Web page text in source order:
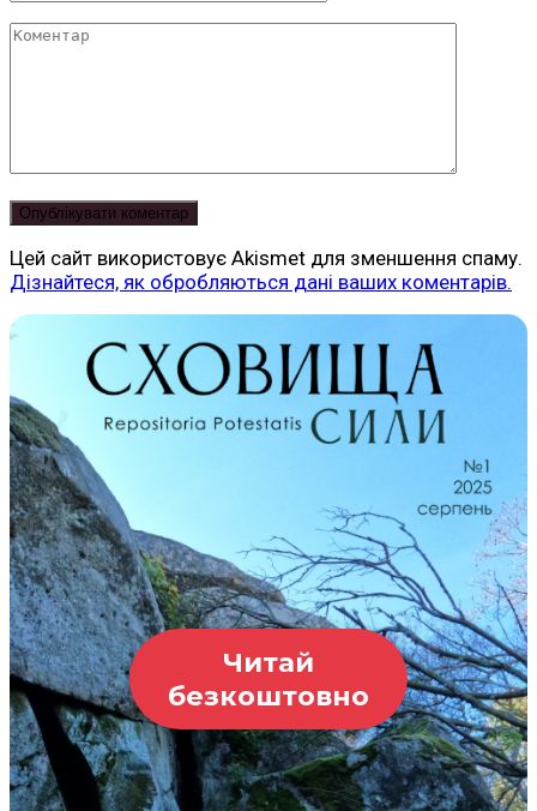
Коментар
Цей сайт використовує Akismet для зменшення спаму.
Дізнайтеся, як обробляються дані ваших коментарів.
Читай
безкоштовно